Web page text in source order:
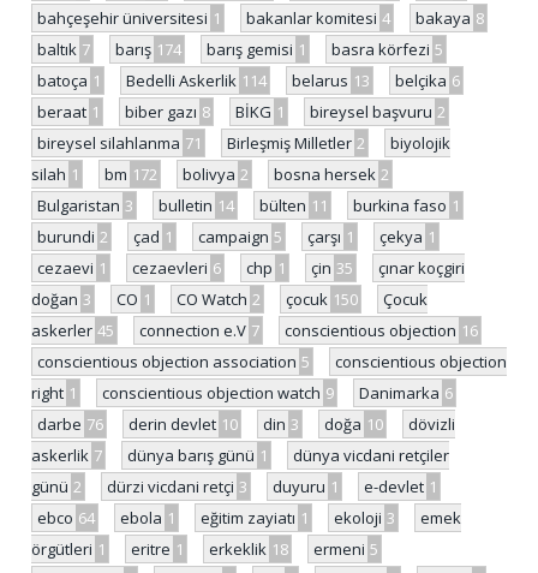
bahçeşehir üniversitesi 1 bakanlar komitesi 4 bakaya 8
baltık 7 barış 174 barış gemisi 1 basra körfezi 5
batoça 1 Bedelli Askerlik 114 belarus 13 belçika 6
beraat 1 biber gazı 8 BİKG 1 bireysel başvuru 2
bireysel silahlanma 71 Birleşmiş Milletler 2
biyolojik
silah 1 bm 172 bolivya 2 bosna hersek 2
Bulgaristan 3 bulletin 14 bülten 11 burkina faso 1
burundi 2 çad 1 campaign 5 çarşı 1 çekya 1
cezaevi 1 cezaevleri 6 chp 1 çin 35
çınar koçgiri
doğan 3 CO 1 CO Watch 2 çocuk 150
Çocuk
askerler 45 connection e.V 7 conscientious objection 16
conscientious objection association 5
conscientious objection
right 1 conscientious objection watch 9 Danimarka 6
darbe 76 derin devlet 10 din 3 doğa 10
dövizli
askerlik 7 dünya barış günü 1
dünya vicdani retçiler
günü 2 dürzi vicdani retçi 3 duyuru 1 e-devlet 1
ebco 64 ebola 1 eğitim zayiatı 1 ekoloji 3
emek
örgütleri 1 eritre 1 erkeklik 18 ermeni 5